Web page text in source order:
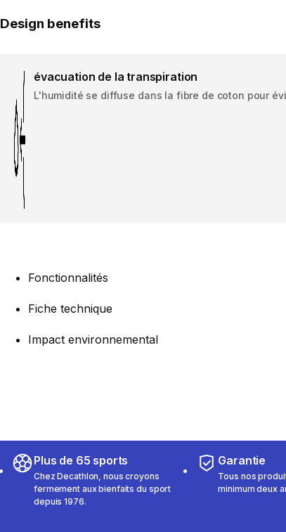
Design benefits
évacuation de la transpiration
L'humidité se diffuse dans la fibre de coton pour
Fonctionnalités
Fiche technique
Impact environnemental
Plus de 65 sports
Chez Decathlon, nous croyons
fermement aux bienfaits du sport
depuis 1976.
Garantie
Tous nos
minimum deux